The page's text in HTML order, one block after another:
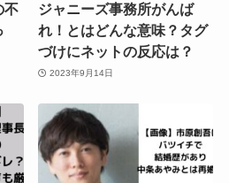
不
ジャニーズ事務所がんば
れ！とはどんな意味？タグ
づけにネットの反応は？
2023年9月14日